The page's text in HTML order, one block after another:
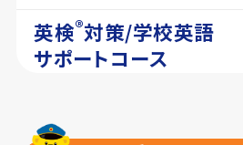
英検®対策/学校英語
サポートコース